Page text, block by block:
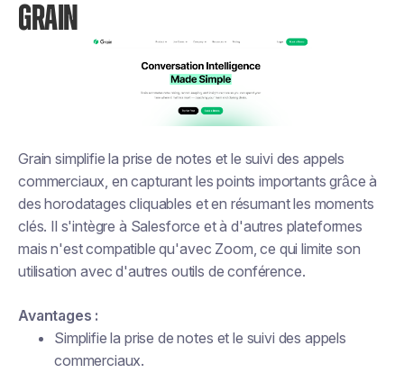
GRAIN
Grain simplifie la prise de notes et le suivi des appels
commerciaux, en capturant les points importants grâce à
des horodatages cliquables et en résumant les moments
clés. Il s'intègre à Salesforce et à d'autres plateformes
mais n'est compatible qu'avec Zoom, ce qui limite son
utilisation avec d'autres outils de conférence.
Avantages :
Simplifie la prise de notes et le suivi des appels
commerciaux.